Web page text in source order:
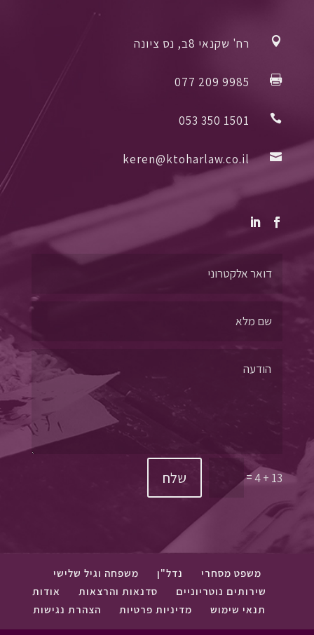
 רח' שקנאי 8ב, נס ציונה

077 209 9985

053 350 1501

keren@ktoharlaw.co.il
13 + 4
= שלח
משפט מסחרי נדל"ן
משפחה וגיל שלישי
שירותים נוטריוניים
סדנאות והרצאות
אודות
תנאי שימוש
מדיניות פרטיות הצהרת נגישות